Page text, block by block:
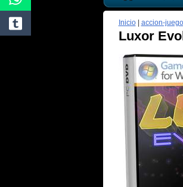
Inicio| accion-
Luxor